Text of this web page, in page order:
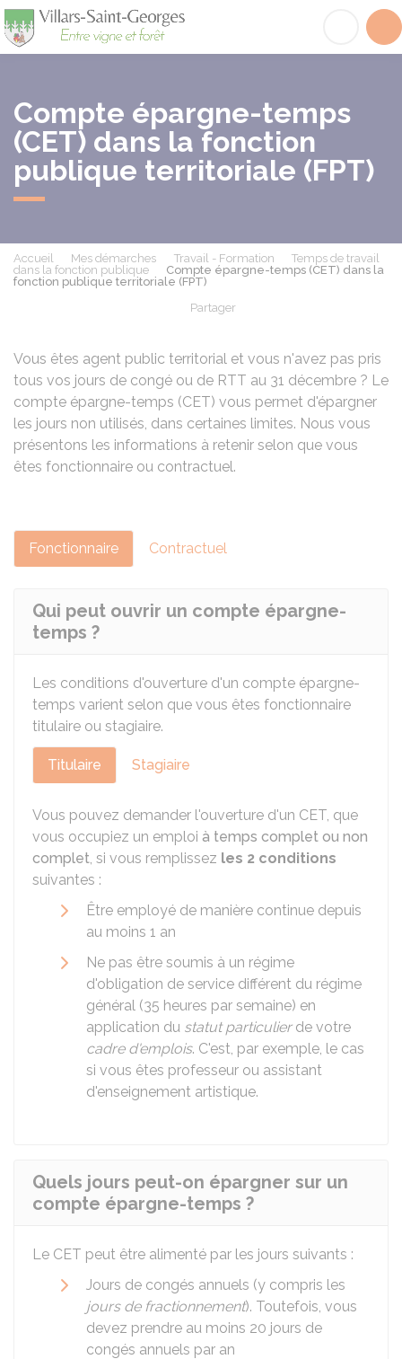
Compte épargne-temps
(CET) dans la fonction
publique territoriale (FPT)
Accueil Mes démarches Travail - Formation
Temps de travail
dans la fonction publique
Compte épargne-temps (CET) dans la
fonction publique territoriale (FPT)
Partager
Vous êtes agent public territorial et vous n'avez pas pris
tous vos jours de congé ou de RTT au 31 décembre ? Le
compte épargne-temps (CET) vous permet d'épargner
les jours non utilisés, dans certaines limites. Nous vous
présentons les informations à retenir selon que vous
êtes fonctionnaire ou contractuel.
Fonctionnaire Contractuel
Qui peut ouvrir un compte épargne-
temps ?
Les conditions d'ouverture d'un compte épargne-
temps varient selon que vous êtes fonctionnaire
titulaire ou stagiaire.
Titulaire Stagiaire
Vous pouvez demander l'ouverture d'un CET, que
vous occupiez un emploi à temps complet ou non
complet, si vous remplissez les 2 conditions
suivantes :
Être employé de manière continue depuis
au moins 1 an
Ne pas être soumis à un régime
d'obligation de service différent du régime
général (35 heures par semaine) en
application du statut particulierde votre
cadre d'emplois. C'est, par exemple, le cas
si vous êtes professeur ou assistant
d'enseignement artistique.
Quels jours peut-on épargner sur un
compte épargne-temps ?
Le CET peut être alimenté par les jours suivants :
Jours de congés annuels (y compris les
jours de fractionnement). Toutefois, vous
devez prendre au moins 20 jours de
congés annuels par an